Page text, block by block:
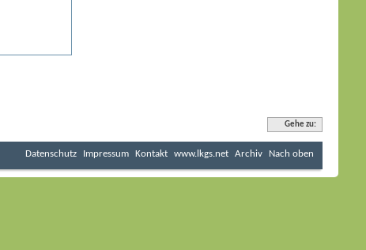
Gehe zu:
Datenschutz Impressum Kontakt www.lkgs.net Archiv Nach oben